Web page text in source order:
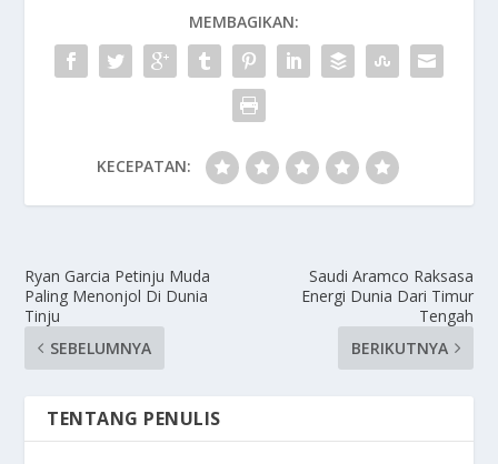
MEMBAGIKAN:
KECEPATAN:
Ryan Garcia Petinju Muda
Paling Menonjol Di Dunia
Tinju
SEBELUMNYA
Saudi Aramco Raksasa
Energi Dunia Dari Timur
Tengah
BERIKUTNYA
TENTANG PENULIS